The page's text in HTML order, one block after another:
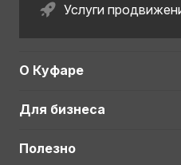
Услуги
О Куфаре
Для бизнеса
Полезно